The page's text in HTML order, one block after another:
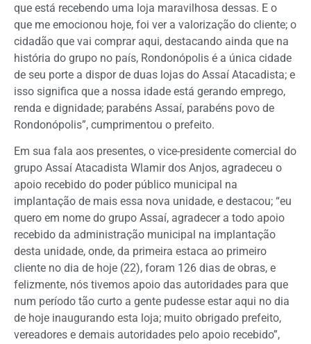
que está recebendo uma loja maravilhosa dessas. E o
que me emocionou hoje, foi ver a valorização do cliente; o
cidadão que vai comprar aqui, destacando ainda que na
história do grupo no país, Rondonópolis é a única cidade
de seu porte a dispor de duas lojas do Assaí Atacadista; e
isso significa que a nossa idade está gerando emprego,
renda e dignidade; parabéns Assaí, parabéns povo de
Rondonópolis”, cumprimentou o prefeito.
Em sua fala aos presentes, o vice-presidente comercial do
grupo Assaí Atacadista Wlamir dos Anjos, agradeceu o
apoio recebido do poder público municipal na
implantação de mais essa nova unidade, e destacou; “eu
quero em nome do grupo Assaí, agradecer a todo apoio
recebido da administração municipal na implantação
desta unidade, onde, da primeira estaca ao primeiro
cliente no dia de hoje (22), foram 126 dias de obras, e
felizmente, nós tivemos apoio das autoridades para que
num período tão curto a gente pudesse estar aqui no dia
de hoje inaugurando esta loja; muito obrigado prefeito,
vereadores e demais autoridades pelo apoio recebido”,